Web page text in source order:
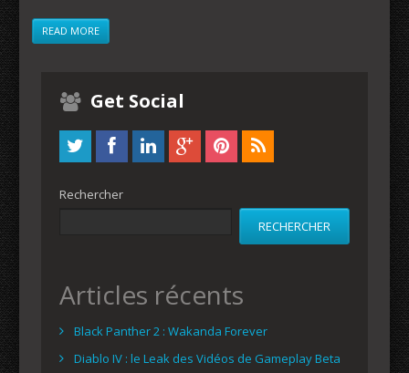
READ MORE
Get Social
Rechercher
RECHERCHER
Articles récents
Black Panther 2 : Wakanda Forever
Diablo IV : le Leak des Vidéos de Gameplay Beta